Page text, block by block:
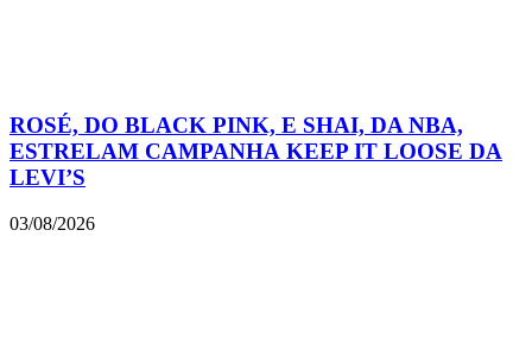
ROSÉ, DO BLACK PINK, E SHAI, DA NBA,
ESTRELAM CAMPANHA KEEP IT LOOSE DA
LEVI’S
03/08/2026